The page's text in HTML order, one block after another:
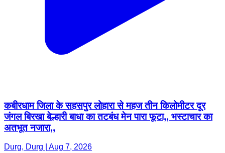
कबीरधाम जिला के सहसपुर लोहारा से महज तीन किलोमीटर दूर
जंगल बिरखा बेल्हारी बाधा का तटबंध मेन पारा फूटा,, भस्टाचार का
अतभूत नजारा,,
Durg, Durg | Aug 7, 2026